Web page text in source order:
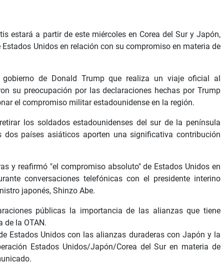
estará a partir de este miércoles en Corea del Sur y Japón,
Unidos en relación con su compromiso en materia de
de Donald Trump que realiza un viaje oficial al
su preocupación por las declaraciones hechas por Trump
el compromiso militar estadounidense en la región.
los soldados estadounidenses del sur de la península
países asiáticos aporten una significativa contribución
y reafirmó "el compromiso absoluto" de Estados Unidos en
conversaciones telefónicas con el presidente interino
japonés, Shinzo Abe.
públicas la importancia de las alianzas que tiene
de la OTAN.
Estados Unidos con las alianzas duraderas con Japón y la
Estados Unidos/Japón/Corea del Sur en materia de